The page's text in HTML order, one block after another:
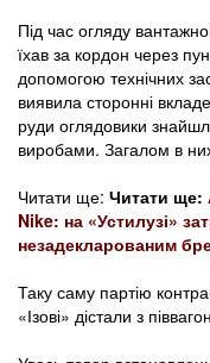
Під час огляду
їхав за кордон через
допомогою технічних
виявила сторонні
руди оглядовики
виробами. Загалом в
Читати ще: Читати ще:
Nike: на «Устилузі»
незадекларованим
Таку саму партію
«Ізові» дістали з